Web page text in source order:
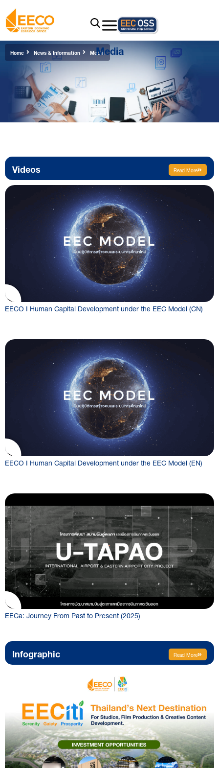
Home News & Information Media
Media
Videos Read More
EECO I Human Capital Development under the EEC Model (CN)
EECO I Human Capital Development under the EEC Model (EN)
EECa: Journey From Past to Present (2025)
Infographic Read More